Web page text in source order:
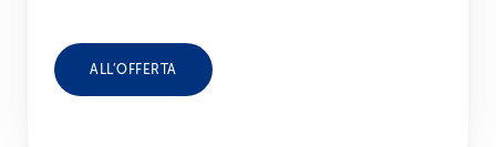
ALL’OFFERTA